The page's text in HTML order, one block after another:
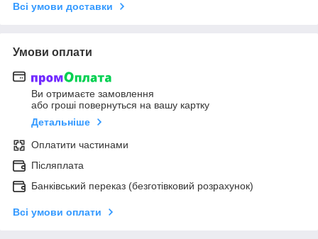
Всі умови доставки
Умови оплати
Ви отримаєте замовлення
або гроші повернуться на вашу картку
Детальніше
Оплатити частинами
Післяплата
Банківський переказ (безготівковий розрахунок)
Всі умови оплати